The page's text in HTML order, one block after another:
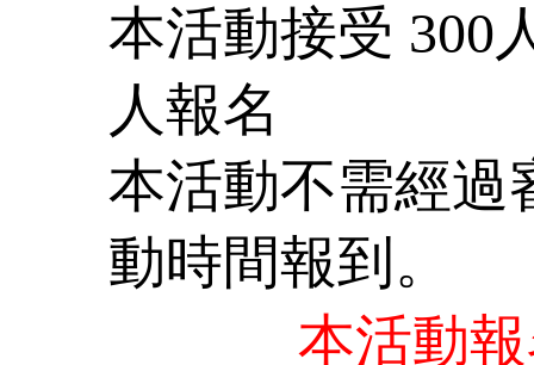
本活動接受 300
人報名
本活動不需經過
動時間報到。
本活動